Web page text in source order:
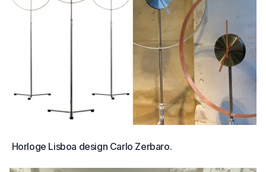
Horloge Lisboa design Carlo Zerbaro.